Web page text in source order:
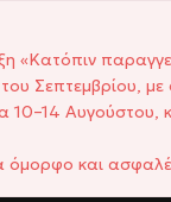
«Κατόπιν
Σεπτεμβρίου, με
όμορφο και